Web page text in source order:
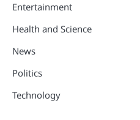
Entertainment
Health and Science
News
Politics
Technology